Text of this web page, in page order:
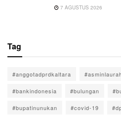
7 AGUSTUS 2026
Tag
#anggotadprdkaltara
#bankindonesia #bulungan
#bupatinunukan #covid-19